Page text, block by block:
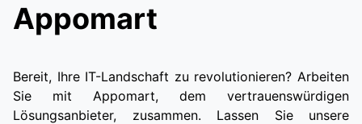
Appomart
Bereit, Ihre IT-Landschaft zu revolutionieren? Arbeiten
Sie mit Appomart, dem vertrauenswürdigen
Lösungsanbieter, zusammen. Lassen Sie unsere